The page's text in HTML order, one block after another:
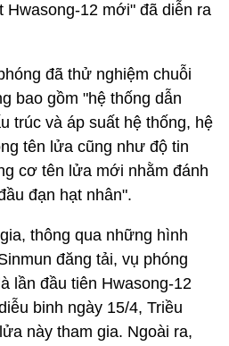
Hwasong-12 mới" đã diễn ra
đã thử nghiệm chuỗi
bao gồm "hệ thống dẫn
trúc và áp suất hệ thống, hệ
tên lửa cũng như độ tin
cơ tên lửa mới nhằm đánh
đạn hạt nhân".
thông qua những hình
đăng tải, vụ phóng
lần đầu tiên Hwasong-12
binh ngày 15/4, Triều
này tham gia. Ngoài ra,